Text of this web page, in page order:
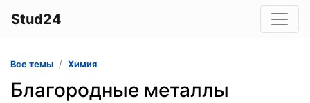
Stud24
Все темы Химия
Благородные металлы